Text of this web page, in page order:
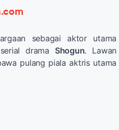
sebagai aktor utama
drama Shogun. Lawan
pulang piala aktris utama